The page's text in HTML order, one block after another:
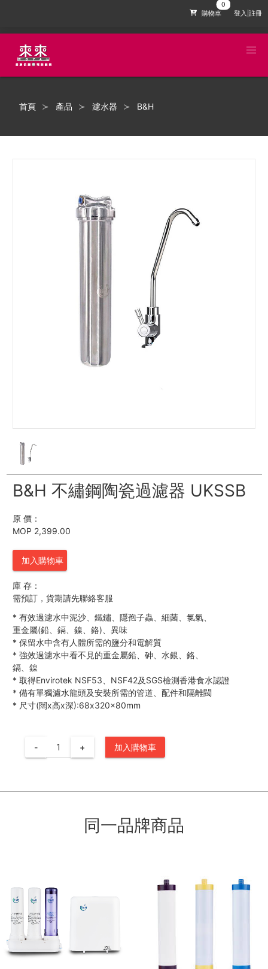
購物車 登入|註冊
首頁 產品 濾水器 B&H
B&H 不繡鋼陶瓷過濾器 UKSSB
原 價：
MOP 2,399.00
加入購物車
庫 存：
需預訂，貨期請先聯絡客服
* 有效過濾水中泥沙、鐵鏽、隱孢子蟲、細菌、氯氣、
重金屬(鉛、鎘、鎳、鉻)、異味
* 保留水中含有人體所需的鹽分和電解質
* 強效過濾水中看不見的重金屬鉛、砷、水銀、鉻、
鎘、鎳
* 取得Envirotek NSF53、NSF42及SGS檢測香港食水認證
* 備有單獨濾水龍頭及安裝所需的管道、配件和隔離閥
* 尺寸(闊x高x深):68x320x80mm
- + 加入購物車
同一品牌商品